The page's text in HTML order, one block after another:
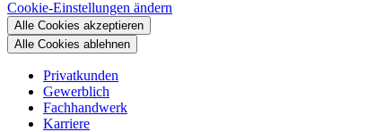
Cookie-Einstellungen ändern
Alle Cookies akzeptieren
Alle Cookies ablehnen
Privatkunden
Gewerblich
Fachhandwerk
Karriere